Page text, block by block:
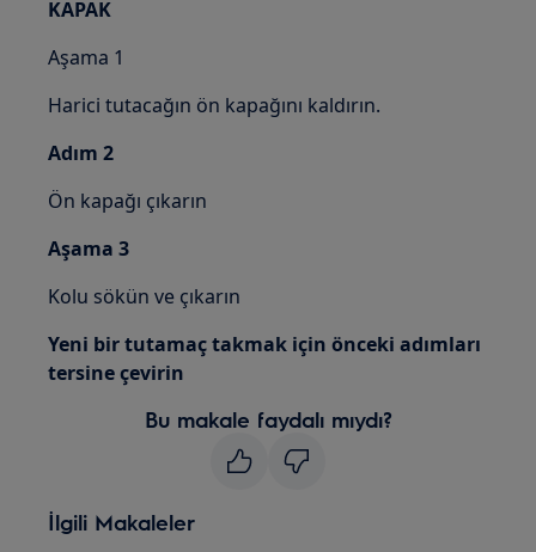
KAPAK
Aşama 1
Harici tutacağın ön kapağını kaldırın.
Adım 2
Ön kapağı çıkarın
Aşama 3
Kolu sökün ve çıkarın
Yeni bir tutamaç takmak için önceki adımları
tersine çevirin
Bu makale faydalı mıydı?
İlgili Makaleler